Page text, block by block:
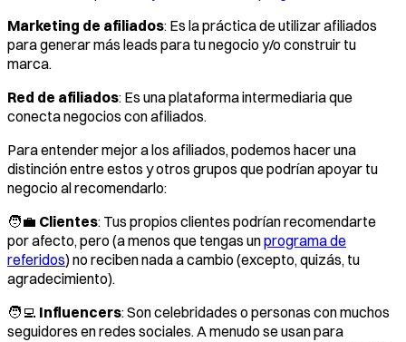
Marketing de afiliados: Es la práctica de utilizar afiliados
para generar más leads para tu negocio y/o construir tu
marca.
Red de afiliados: Es una plataforma intermediaria que
conecta negocios con afiliados.
Para entender mejor a los afiliados, podemos hacer una
distinción entre estos y otros grupos que podrían apoyar tu
negocio al recomendarlo:
🧑‍💼 Clientes: Tus propios clientes podrían recomendarte
por afecto, pero (a menos que tengas unprograma de
referidos) no reciben nada a cambio (excepto, quizás, tu
agradecimiento).
🧑‍💻 Influencers: Son celebridades o personas con muchos
seguidores en redes sociales. A menudo se usan para